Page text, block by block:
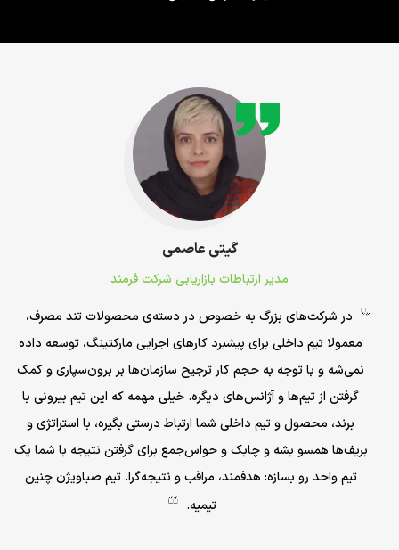
گیتی عاصمی
مدیر ارتباطات بازاریابی شرکت فرمند
در شرکت‌های بزرگ به خصوص در دسته‌ی محصولات تند مصرف،
معمولا تیم داخلی برای پیشبرد کارهای اجرایی مارکتینگ، توسعه داده
نمی‌شه و با توجه به حجم کار ترجیح سازمان‌ها بر برون‌سپاری و کمک
گرفتن از تیم‌ها و آژانس‌های دیگره. خیلی مهمه که این تیم بیرونی با
برند، محصول و تیم داخلی شما ارتباط درستی بگیره، با استراتژی و
بریف‌ها همسو بشه و چابک و حواس‌جمع برای گرفتن نتیجه با شما یک
تیم واحد رو بسازه: هدفمند، مراقب و نتیجه‌گرا. تیم صباویژن چنین
تیمیه.